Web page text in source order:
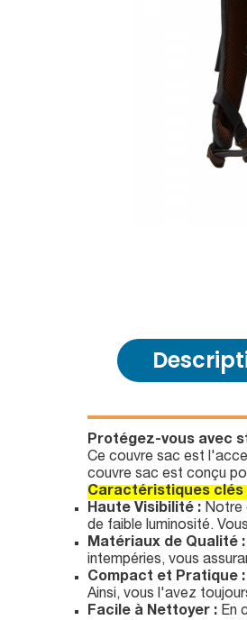
Protégez-vous avec
Ce couvre sac est
couvre sac est conçu
Caractéristiques clés
Haute Visibilité : Notre
de faible luminosité.
Matériaux de Qualité :
intempéries, vous
Compact et Pratique :
Ainsi, vous l'avez
Facile à Nettoyer : En